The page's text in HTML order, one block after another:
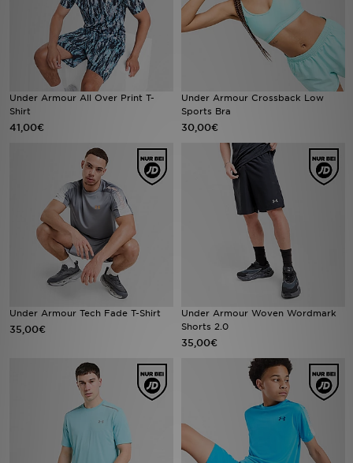
Under Armour All Over Print T-
Shirt
41,00€
Under Armour Crossback Low
Sports Bra
30,00€
Under Armour Tech Fade T-Shirt
35,00€
Under Armour Woven Wordmark
Shorts 2.0
35,00€
Bestsellers
JD Exklusives
Fußball
Sport
Lade Die APP
Geschenkkarte
Filialfinder
Mein JD
Meine Nachrichten
Hilfe & Kontakt
Trending Styles